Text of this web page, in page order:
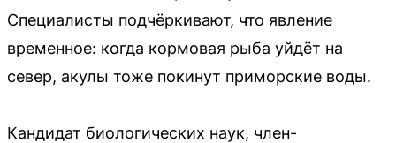
Специалисты подчёркивают, что явление
временное: когда кормовая рыба уйдёт на
север, акулы тоже покинут приморские воды.
Кандидат биологических наук, член-